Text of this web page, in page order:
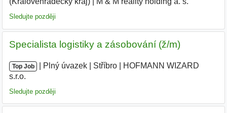
Sledujte později
Specialista logistiky a zásobování (ž/m)
Top Job Plný úvazek Stříbro
HOFMANN WIZARD
s.r.o.
Sledujte později